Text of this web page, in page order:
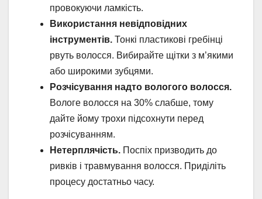
провокуючи ламкість.
Використання невідповідних
інструментів. Тонкі пластикові гребінці
рвуть волосся. Вибирайте щітки з м’якими
або широкими зубцями.
Розчісування надто вологого волосся.
Вологе волосся на 30% слабше, тому
дайте йому трохи підсохнути перед
розчісуванням.
Нетерплячість. Поспіх призводить до
ривків і травмування волосся. Приділіть
процесу достатньо часу.